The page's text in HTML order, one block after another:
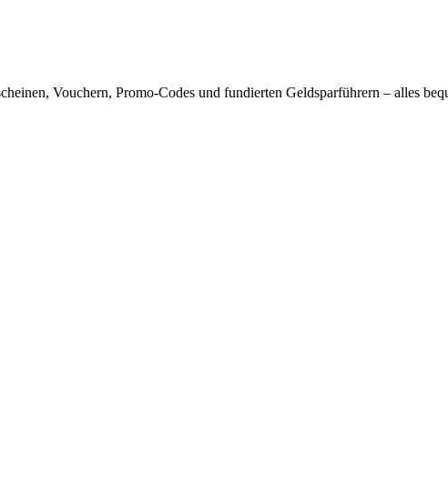
Vouchern, Promo-Codes und fundierten Geldsparführern – alles